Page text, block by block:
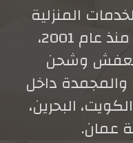
المنزلية
تقدم خدمات احترافية منذ عام 2001،
وشحن
والمجمدة داخل
البحرين،
عمان.